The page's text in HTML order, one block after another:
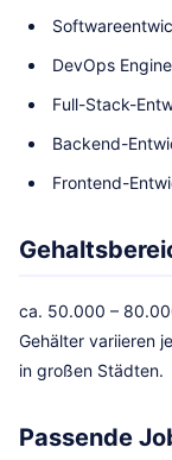
DevOps
Full-Stack-
Backend-
Frontend-
ca. 50.000 –
Gehälter variieren
in großen Städten.
Passende